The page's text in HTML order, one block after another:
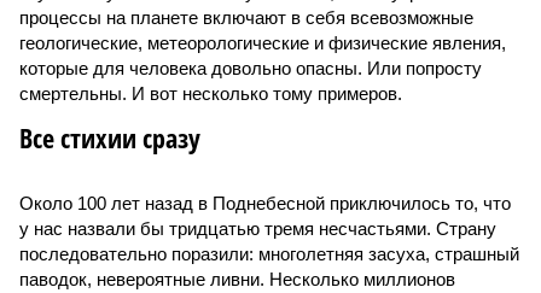
процессы на планете включают в себя всевозможные
геологические, метеорологические и физические явления,
которые для человека довольно опасны. Или попросту
смертельны. И вот несколько тому примеров.
Все стихии сразу
Около 100 лет назад в Поднебесной приключилось то, что
у нас назвали бы тридцатью тремя несчастьями. Страну
последовательно поразили: многолетняя засуха, страшный
паводок, невероятные ливни. Несколько миллионов